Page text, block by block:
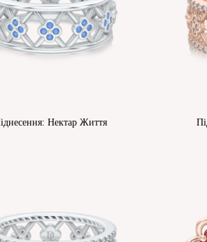
Нектар Життя